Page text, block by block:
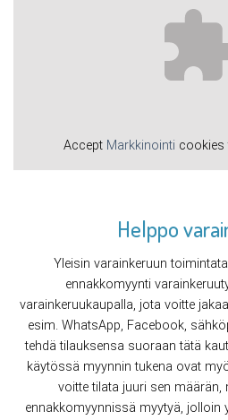
Accept Markkinointi cookies
Helppo
Yleisin varainkeruun
ennakkomyynti
varainkeruukaupalla, jota voitte
esim. WhatsApp, Facebook,
tehdä tilauksensa suoraan tätä
käytössä myynnin tukena ovat
voitte tilata juuri sen määrän,
ennakkomyynnissä myytyä, jolloin